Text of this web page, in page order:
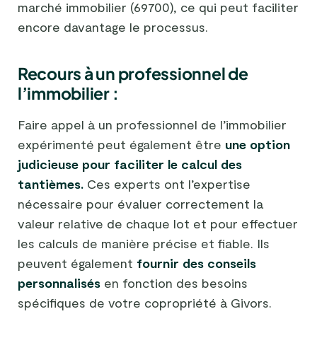
marché immobilier (69700), ce qui peut faciliter
encore davantage le processus.
Recours à un professionnel de
l’immobilier :
Faire appel à un professionnel de l’immobilier
expérimenté peut également être une option
judicieuse pour faciliter le calcul des
tantièmes. Ces experts ont l’expertise
nécessaire pour évaluer correctement la
valeur relative de chaque lot et pour effectuer
les calculs de manière précise et fiable. Ils
peuvent également fournir des conseils
personnalisés en fonction des besoins
spécifiques de votre copropriété à Givors.